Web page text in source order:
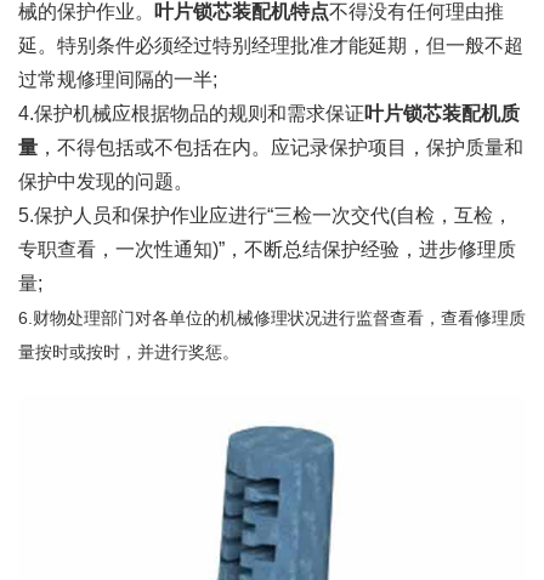
械的保护作业。
叶片锁芯装配机特点不得没有任何理由推
延。特别条件必须经过特别经理批准才能延期，但一般不超
过常规修理间隔的一半;
4.保护机械应根据物品的规则和需求保证叶片锁芯装配机质
量 ，不得包括或不包括在内。应记录保护项目，保护质量和
保护中发现的问题。
5.保护人员和保护作业应进行“三检一次交代(自检，互检，
专职查看，一次性通知)”，不断总结保护经验，进步修理质
量;
6.财物处理部门对各单位的机械修理状况进行监督查看，查看修理质
量按时或按时，并进行奖惩。